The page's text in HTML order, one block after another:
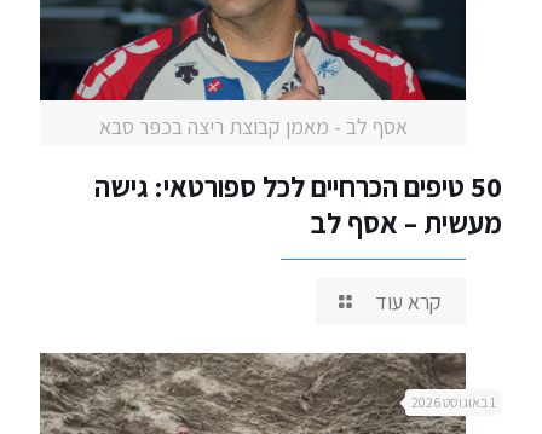
אסף לב - מאמן קבוצת ריצה בכפר סבא
50 טיפים הכרחיים לכל ספורטאי: גישה
מעשית – אסף לב
קרא עוד
1 באוגוסט 2026